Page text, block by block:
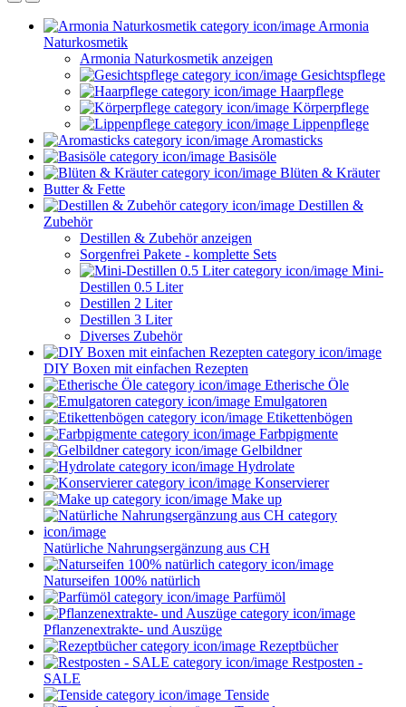
Armonia
Naturkosmetik
Armonia Naturkosmetik anzeigen
Gesichtspflege
Haarpflege
Körperpflege
Lippenpflege
Aromasticks
Basisöle
Blüten & Kräuter
Butter & Fette
Destillen &
Zubehör
Destillen & Zubehör anzeigen
Sorgenfrei Pakete - komplette Sets
Mini-
Destillen 0.5 Liter
Destillen 2 Liter
Destillen 3 Liter
Diverses Zubehör
DIY Boxen mit einfachen Rezepten
Etherische Öle
Emulgatoren
Etikettenbögen
Farbpigmente
Gelbildner
Hydrolate
Konservierer
Make up
Natürliche Nahrungsergänzung aus CH
Naturseifen 100% natürlich
Parfümöl
Pflanzenextrakte- und Auszüge
Rezeptbücher
Restposten -
SALE
Tenside